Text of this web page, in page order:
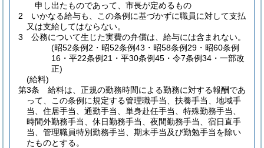
申し出たものであって、市長が定めるもの
2
いかなる給与も、この条例に基づかずに職員に対して支払
又は支給してはならない。
3
公務について生じた実費の弁償は、給与には含まれない。
(昭52条例2・昭52条例43・昭58条例29・昭60条例
16・平22条例21・平30条例45・令7条例34・一部改
正)
(給料)
第3条
給料は、正規の勤務時間による勤務に対する報酬であ
って、この条例に規定する管理職手当、扶養手当、地域手
当、住居手当、通勤手当、単身赴任手当、特殊勤務手当、
時間外勤務手当、休日勤務手当、夜間勤務手当、宿日直手
当、管理職員特別勤務手当、期末手当及び勤勉手当を除い
たものとする。